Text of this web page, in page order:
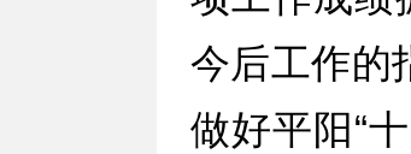
今后工作的
做好平阳“